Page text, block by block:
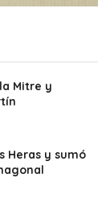
Mitre y
Heras y sumó